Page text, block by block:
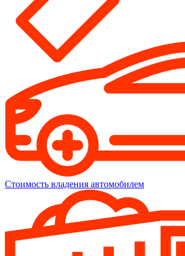
Стоимость владения автомобилем